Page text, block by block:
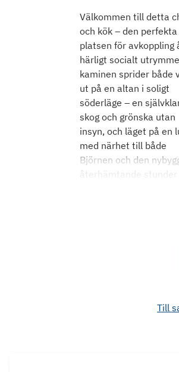
Välkommen till detta
och kök – den perfekta
platsen för avkoppling
härligt socialt
kaminen sprider både
ut på en altan i soligt
söderläge – en
skog och grönska utan
insyn, och läget på en
med närhet till både
Björnen och den
återhämtande
Till